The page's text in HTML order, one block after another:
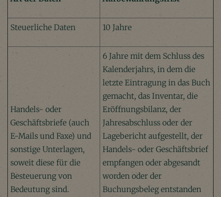
Steuerliche Daten 10 Jahre
Handels- oder
Geschäftsbriefe (auch
E-Mails und Faxe) und
sonstige Unterlagen,
soweit diese für die
Besteuerung von
Bedeutung sind.
6 Jahre mit dem Schluss des
Kalenderjahrs, in dem die
letzte Eintragung in das Buch
gemacht, das Inventar, die
Eröffnungsbilanz, der
Jahresabschluss oder der
Lagebericht aufgestellt, der
Handels- oder Geschäftsbrief
empfangen oder abgesandt
worden oder der
Buchungsbeleg entstanden